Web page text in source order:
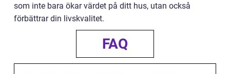
som inte bara ökar värdet på ditt hus, utan också
förbättrar din livskvalitet.
FAQ